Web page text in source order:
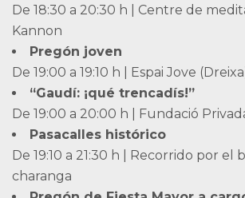
De 18:30 a 20:30 h | Centre de
Kannon
Pregón joven
De 19:00 a 19:10 h | Espai Jove
“Gaudí: ¡qué trencadís!”
De 19:00 a 20:00 h | Fundació
Pasacalles histórico
De 19:10 a 21:30 h | Recorrido por el
charanga